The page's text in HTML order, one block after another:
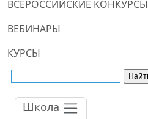
ВСЕРОССИЙСКИЕ КОНКУРСЫ
ВЕБИНАРЫ
КУРСЫ
Школа